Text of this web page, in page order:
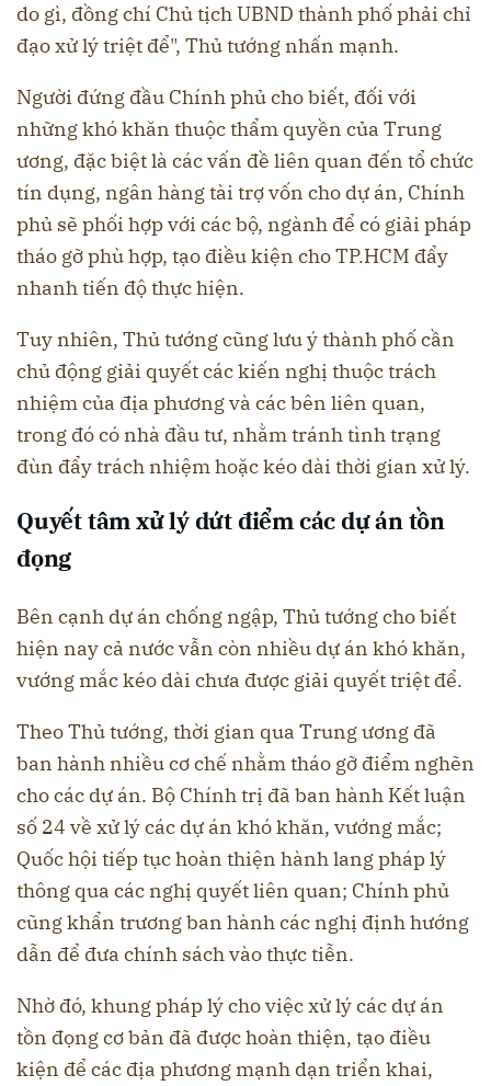
do gì, đồng chí Chủ tịch UBND thành phố phải chỉ
đạo xử lý triệt để", Thủ tướng nhấn mạnh.
Người đứng đầu Chính phủ cho biết, đối với
những khó khăn thuộc thẩm quyền của Trung
ương, đặc biệt là các vấn đề liên quan đến tổ chức
tín dụng, ngân hàng tài trợ vốn cho dự án, Chính
phủ sẽ phối hợp với các bộ, ngành để có giải pháp
tháo gỡ phù hợp, tạo điều kiện cho TP.HCM đẩy
nhanh tiến độ thực hiện.
Tuy nhiên, Thủ tướng cũng lưu ý thành phố cần
chủ động giải quyết các kiến nghị thuộc trách
nhiệm của địa phương và các bên liên quan,
trong đó có nhà đầu tư, nhằm tránh tình trạng
đùn đẩy trách nhiệm hoặc kéo dài thời gian xử lý.
Quyết tâm xử lý dứt điểm các dự án tồn
đọng
Bên cạnh dự án chống ngập, Thủ tướng cho biết
hiện nay cả nước vẫn còn nhiều dự án khó khăn,
vướng mắc kéo dài chưa được giải quyết triệt để.
Theo Thủ tướng, thời gian qua Trung ương đã
ban hành nhiều cơ chế nhằm tháo gỡ điểm nghẽn
cho các dự án. Bộ Chính trị đã ban hành Kết luận
số 24 về xử lý các dự án khó khăn, vướng mắc;
Quốc hội tiếp tục hoàn thiện hành lang pháp lý
thông qua các nghị quyết liên quan; Chính phủ
cũng khẩn trương ban hành các nghị định hướng
dẫn để đưa chính sách vào thực tiễn.
Nhờ đó, khung pháp lý cho việc xử lý các dự án
tồn đọng cơ bản đã được hoàn thiện, tạo điều
kiện để các địa phương mạnh dạn triển khai,